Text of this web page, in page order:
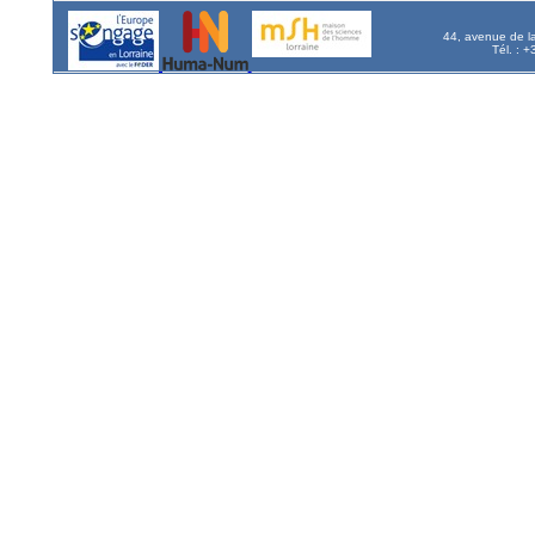
44, avenue de
Tél. :